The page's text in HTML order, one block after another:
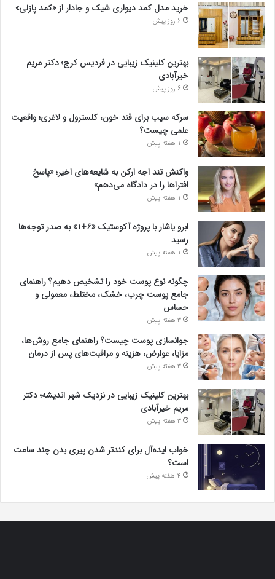
خرید مدل کمد دیواری شیک و جادار از «کمد پازلی»
6 روز پیش
بهترین کلینیک زیبایی در فردیس کرج؛ دکتر مریم
خیرآبادی
6 روز پیش
سرکه سیب برای قند خون، کلسترول و لاغری؛ واقعیت
علمی چیست؟
1 هفته پیش
واکنش تند اجه ارکن به شایعه‌های اخیر؛ «پاسخ
افتراها را در دادگاه می‌دهم»
1 هفته پیش
ابرو یاشار با پروژه آکوستیک «۶+۱» به صدر توجه‌ها
رسید
1 هفته پیش
چگونه نوع پوست خود را تشخیص دهیم؟ راهنمای
جامع پوست چرب، خشک، مختلط، معمولی و
حساس
3 هفته پیش
جوانسازی پوست چیست؟ راهنمای جامع روش‌ها،
مزایا، عوارض، هزینه و مراقبت‌های پس از درمان
3 هفته پیش
بهترین کلینیک زیبایی در نزدیک شهر اندیشه؛ دکتر
مریم خیرآبادی
3 هفته پیش
خواب ایده‌آل برای کندتر شدن پیری بدن چند ساعت
است؟
4 هفته پیش